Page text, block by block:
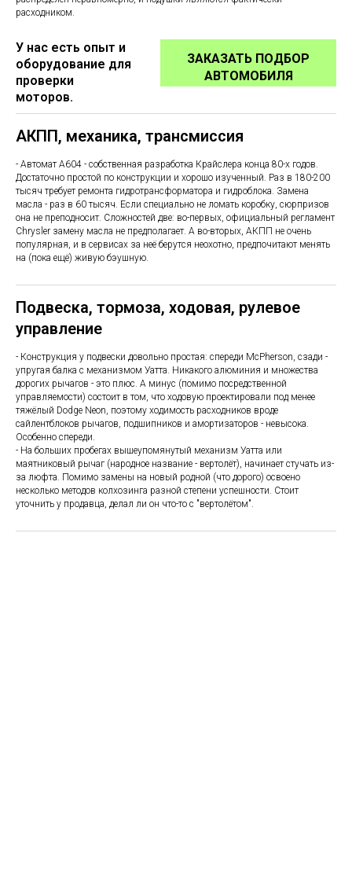
расходником.
У нас есть опыт и
оборудование для
проверки
моторов.
ЗАКАЗАТЬ ПОДБОР
АВТОМОБИЛЯ
АКПП, механика, трансмиссия
- Автомат А604 - собственная разработка Крайслера конца 80-х годов.
Достаточно простой по конструкции и хорошо изученный. Раз в 180-200
тысяч требует ремонта гидротрансформатора и гидроблока. Замена
масла - раз в 60 тысяч. Если специально не ломать коробку, сюрпризов
она не преподносит. Сложностей две: во-первых, официальный регламент
Chrysler замену масла не предполагает. А во-вторых, АКПП не очень
популярная, и в сервисах за неё берутся неохотно, предпочитают менять
на (пока ещё) живую бэушную.
Подвеска, тормоза, ходовая, рулевое
управление
- Конструкция у подвески довольно простая: спереди McPherson, сзади -
упругая балка с механизмом Уатта. Никакого алюминия и множества
дорогих рычагов - это плюс. А минус (помимо посредственной
управляемости) состоит в том, что ходовую проектировали под менее
тяжёлый Dodge Neon, поэтому ходимость расходников вроде
сайлентблоков рычагов, подшипников и амортизаторов - невысока.
Особенно спереди.
- На больших пробегах вышеупомянутый механизм Уатта или
маятниковый рычаг (народное название - вертолёт), начинает стучать из-
за люфта. Помимо замены на новый родной (что дорого) освоено
несколько методов колхозинга разной степени успешности. Стоит
уточнить у продавца, делал ли он что-то с "вертолётом".